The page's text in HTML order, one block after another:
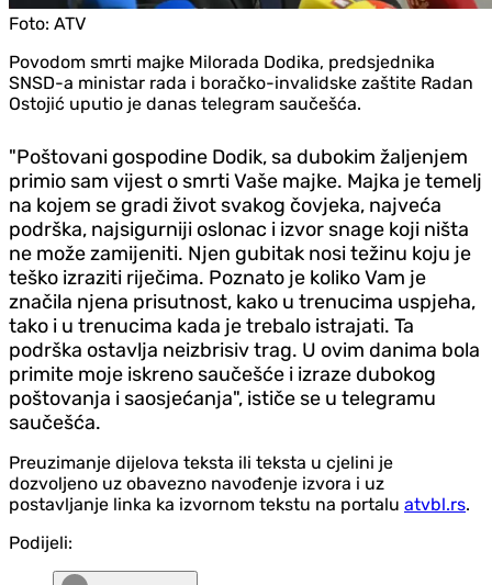
Foto: ATV
Povodom smrti majke Milorada Dodika, predsjednika
SNSD-a ministar rada i boračko-invalidske zaštite Radan
Ostojić uputio je danas telegram saučešća.
"Poštovani gospodine Dodik, sa dubokim žaljenjem
primio sam vijest o smrti Vaše majke. Majka je temelj
na kojem se gradi život svakog čovjeka, najveća
podrška, najsigurniji oslonac i izvor snage koji ništa
ne može zamijeniti. Njen gubitak nosi težinu koju je
teško izraziti riječima. Poznato je koliko Vam je
značila njena prisutnost, kako u trenucima uspjeha,
tako i u trenucima kada je trebalo istrajati. Ta
podrška ostavlja neizbrisiv trag. U ovim danima bola
primite moje iskreno saučešće i izraze dubokog
poštovanja i saosjećanja", ističe se u telegramu
saučešća.
Preuzimanje dijelova teksta ili teksta u cjelini je
dozvoljeno uz obavezno navođenje izvora i uz
postavljanje linka ka izvornom tekstu na portalu atvbl.rs.
Podijeli: